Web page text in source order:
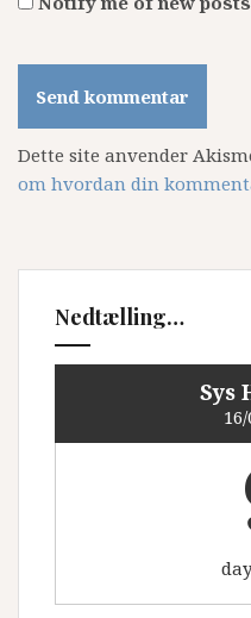
Dette site anvender
om hvordan din
Nedtælling…
Sys